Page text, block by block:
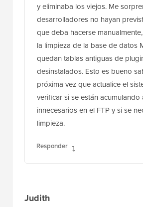
y eliminaba los viejos. Me
desarrolladores no hayan
que deba hacerse
la limpieza de la base de datos
quedan tablas antiguas de
desinstalados. Esto es bueno
próxima vez que actualice el
verificar si se están acumulando
innecesarios en el FTP y si se
limpieza.
Responder
Judith